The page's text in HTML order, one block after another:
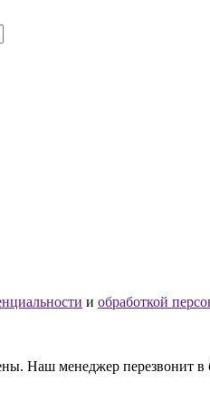
и обработкой
Наш менеджер перезвонит в